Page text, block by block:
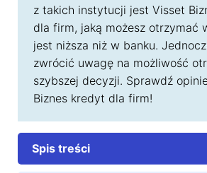
z takich instytucji jest Visset
dla firm, jaką możesz otrzymać
jest niższa niż w banku.
zwrócić uwagę na możliwość
szybszej decyzji. Sprawdź
Biznes kredyt dla firm!
Spis treści